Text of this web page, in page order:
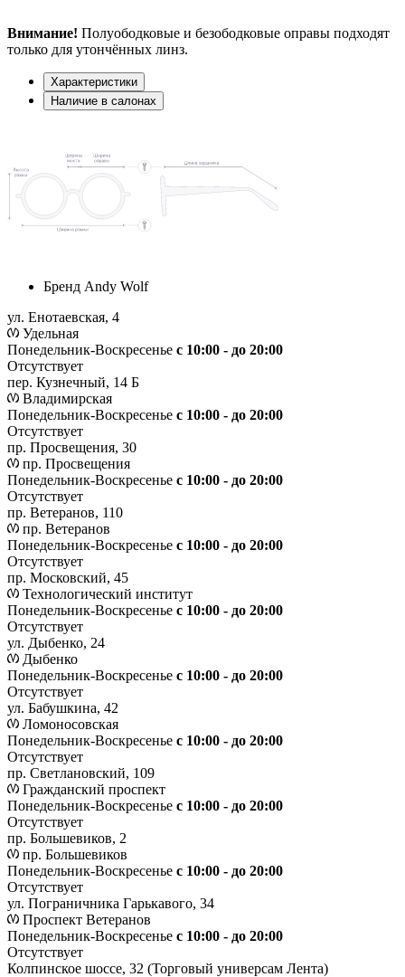
Внимание! Полуободковые и безободковые оправы подходят
только для утончённых линз.
Характеристики
Наличие в салонах
Бренд Andy Wolf
ул. Енотаевская, 4
Удельная
Понедельник-Воскресенье с 10:00 - до 20:00
Отсутствует
пер. Кузнечный, 14 Б
Владимирская
Понедельник-Воскресенье с 10:00 - до 20:00
Отсутствует
пр. Просвещения, 30
пр. Просвещения
Понедельник-Воскресенье c 10:00 - до 20:00
Отсутствует
пр. Ветеранов, 110
пр. Ветеранов
Понедельник-Воскресенье с 10:00 - до 20:00
Отсутствует
пр. Московский, 45
Технологический институт
Понедельник-Воскресенье с 10:00 - до 20:00
Отсутствует
ул. Дыбенко, 24
Дыбенко
Понедельник-Воскресенье с 10:00 - до 20:00
Отсутствует
ул. Бабушкина, 42
Ломоносовская
Понедельник-Воскресенье с 10:00 - до 20:00
Отсутствует
пр. Светлановский, 109
Гражданский проспект
Понедельник-Воскресенье с 10:00 - до 20:00
Отсутствует
пр. Большевиков, 2
пр. Большевиков
Понедельник-Воскресенье с 10:00 - до 20:00
Отсутствует
ул. Пограничника Гарькавого, 34
Проспект Ветеранов
Понедельник-Воскресенье с 10:00 - до 20:00
Отсутствует
Колпинское шоссе, 32 (Торговый универсам Лента)